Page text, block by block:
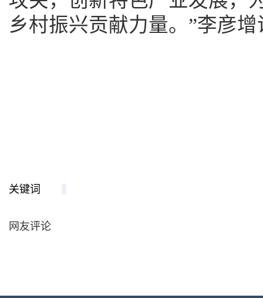
乡村振兴贡献力量。”李彦增
关键词
网友评论